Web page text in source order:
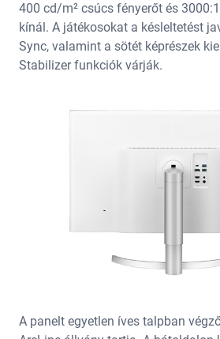
400 cd/m² csúcs fényerőt és
kínál. A játékosokat a késleltetést
Sync, valamint a sötét képrészek
Stabilizer funkciók várják.
A panelt egyetlen íves talpban